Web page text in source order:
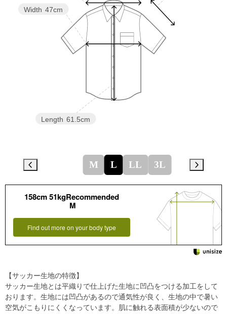
Length 61.5cm
Width 47cm
M L LL 3L
158cm 51kgRecommended
M
Find out more on your body type
【サッカー生地の特徴】
サッカー生地とは平織りで仕上げた生地に凹凸をつける加工をして
おります。生地には凹凸があるので通気性が良く、生地の中で暑い
空気がこもりにくくなっています。肌に触れる表面積が少ないので